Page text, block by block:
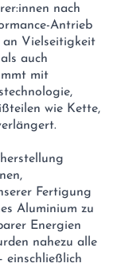
nach
Antrieb
an Vielseitigkeit
auch
mit
wie Kette,
Fertigung
Aluminium zu
Energien
nahezu alle
einschließlich